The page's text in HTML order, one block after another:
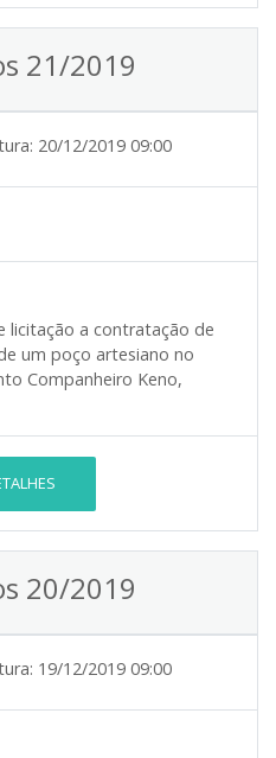
21/2019
20/12/2019 09:00
a contratação de
um poço artesiano no
Companheiro Keno,
20/2019
19/12/2019 09:00